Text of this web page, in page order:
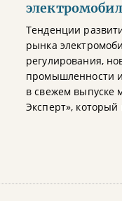
Тенденции
рынка
регулирования,
промышленности
в свежем выпуске
Эксперт»,